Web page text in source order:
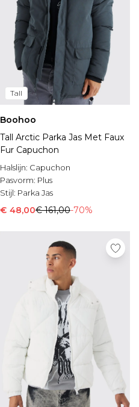
Tall
Boohoo
Tall Arctic Parka Jas Met Faux
Fur Capuchon
Halslijn: Capuchon
Pasvorm: Plus
Stijl: Parka Jas
€ 48,00€ 161,00-70%